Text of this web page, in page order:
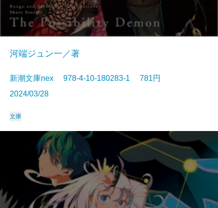
河端ジュン一／著
新潮文庫nex 978-4-10-180283-1 781円
2024/03/28
文庫